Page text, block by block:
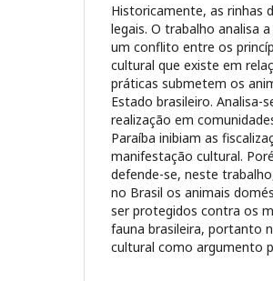
Historicamente, as rinhas
legais. O trabalho analisa
um conflito entre os
cultural que existe em
práticas submetem os
Estado brasileiro. Analisa-
realização em
Paraíba inibiam as
manifestação cultural.
defende-se, neste
no Brasil os animais
ser protegidos contra os
fauna brasileira, portanto
cultural como argumento